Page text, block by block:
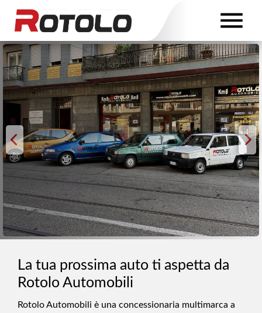
La tua prossima auto ti aspetta da
Rotolo Automobili
Rotolo Automobili è una concessionaria multimarca a